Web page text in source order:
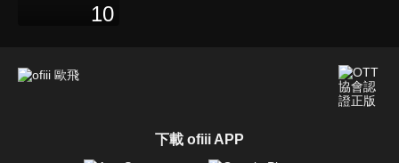
10
下載 ofiii APP